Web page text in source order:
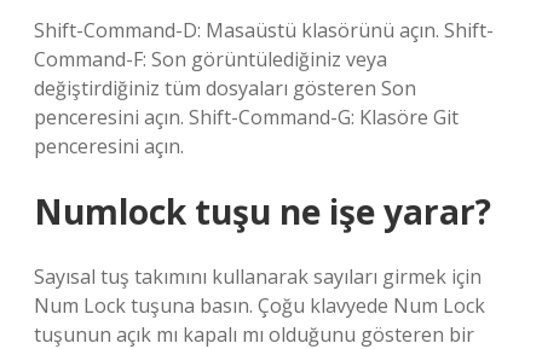
Shift-Command-D: Masaüstü klasörünü açın. Shift-
Command-F: Son görüntülediğiniz veya
değiştirdiğiniz tüm dosyaları gösteren Son
penceresini açın. Shift-Command-G: Klasöre Git
penceresini açın.
Numlock tuşu ne işe yarar?
Sayısal tuş takımını kullanarak sayıları girmek için
Num Lock tuşuna basın. Çoğu klavyede Num Lock
tuşunun açık mı kapalı mı olduğunu gösteren bir